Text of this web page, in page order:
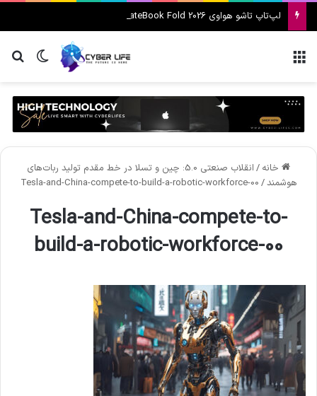
لپ‌تاپ تاشو هواوی MateBook Fold 2026 معرفی شد
تغییر
خانه /
انقلاب صنعتی 5.0: چین و تسلا در خط مقدم تولید ربات‌های
هوشمند/
Tesla-and-China-compete-to-build-a-robotic-workforce-00
Tesla-and-China-compete-to-
build-a-robotic-workforce-00